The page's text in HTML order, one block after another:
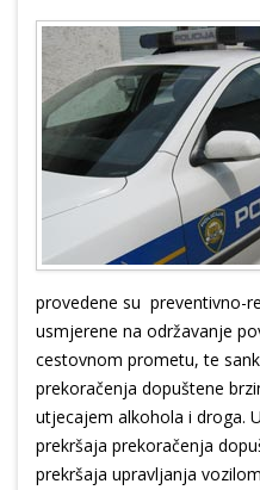
provedene su preventivno-
usmjerene na održavanje
cestovnom prometu, te
prekoračenja dopuštene
utjecajem alkohola i droga.
prekršaja prekoračenja
prekršaja upravljanja